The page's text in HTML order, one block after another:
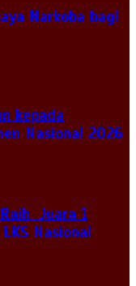
Narkoba bagi
kepada
Nasional 2026
Juara 1
Nasional